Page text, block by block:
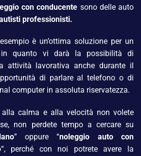
con conducente sono delle auto
professionisti.
è un’ottima soluzione per un
quanto vi darà la possibilità di
attività lavorativa anche durante il
di parlare al telefono o di
computer in assoluta riservatezza.
alla calma e alla velocità non volete
non perdete tempo a cercare su
” oppure “noleggio auto con
“, perché con noi potrete avere la